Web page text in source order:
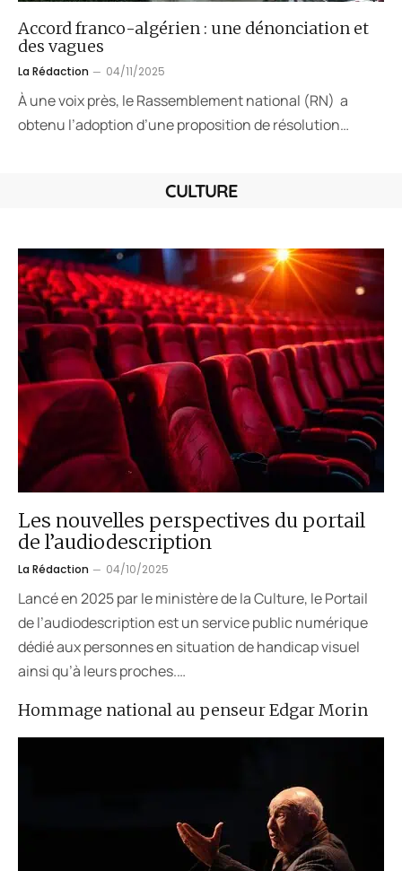
Accord franco-algérien : une dénonciation et
des vagues
La Rédaction 04/11/2025
À une voix près, le Rassemblement national (RN) a
obtenu l’adoption d’une proposition de résolution…
CULTURE
Hommage national au penseur Edgar Morin
Les nouvelles perspectives du portail
de l’audiodescription
La Rédaction 04/10/2025
Lancé en 2025 par le ministère de la Culture, le Portail
de l’audiodescription est un service public numérique
dédié aux personnes en situation de handicap visuel
ainsi qu’à leurs proches.…